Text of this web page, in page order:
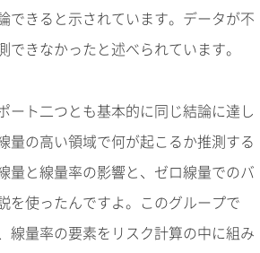
できると示されています。データが不
きなかったと述べられています。
ト二つとも基本的に同じ結論に達し
量の高い領域で何が起こるか推測する
量と線量率の影響と、ゼロ線量でのバ
を使ったんですよ。このグループで
線量率の要素をリスク計算の中に組み